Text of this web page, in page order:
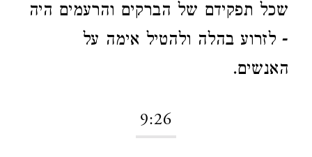
שכל תפקידם של הברקים והרעמים היה
- לזרוע בהלה ולהטיל אימה על
האנשים.
9:26